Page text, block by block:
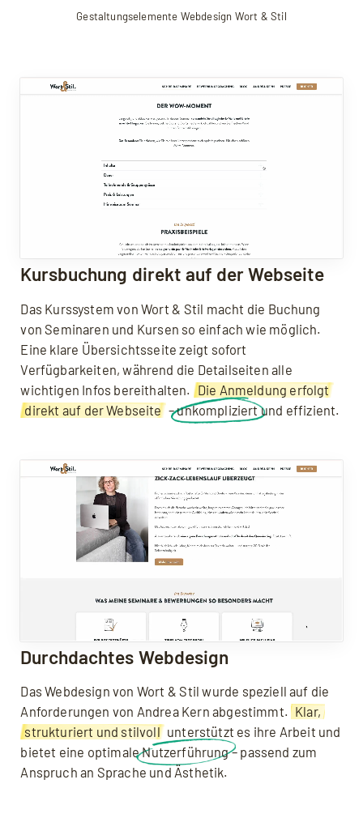
Gestaltungselemente Webdesign Wort & Stil
Kursbuchung direkt auf der Webseite
Das Kurssystem von Wort & Stil macht die Buchung
von Seminaren und Kursen so einfach wie möglich.
Eine klare Übersichtsseite zeigt sofort
Verfügbarkeiten, während die Detailseiten alle
wichtigen Infos bereithalten. Die Anmeldung erfolgt
direkt auf der Webseite –unkompliziertund effizient.
Durchdachtes Webdesign
Das Webdesign von Wort & Stil wurde speziell auf die
Anforderungen von Andrea Kern abgestimmt. Klar,
strukturiert und stilvoll unterstützt es ihre Arbeit und
bietet eine optimaleNutzerführung– passend zum
Anspruch an Sprache und Ästhetik.